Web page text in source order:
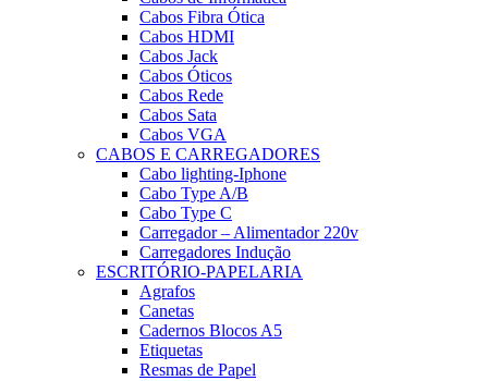
Cabos Fibra Ótica
Cabos HDMI
Cabos Jack
Cabos Óticos
Cabos Rede
Cabos Sata
Cabos VGA
CABOS E CARREGADORES
Cabo lighting-Iphone
Cabo Type A/B
Cabo Type C
Carregador – Alimentador 220v
Carregadores Indução
ESCRITÓRIO-PAPELARIA
Agrafos
Canetas
Cadernos Blocos A5
Etiquetas
Resmas de Papel